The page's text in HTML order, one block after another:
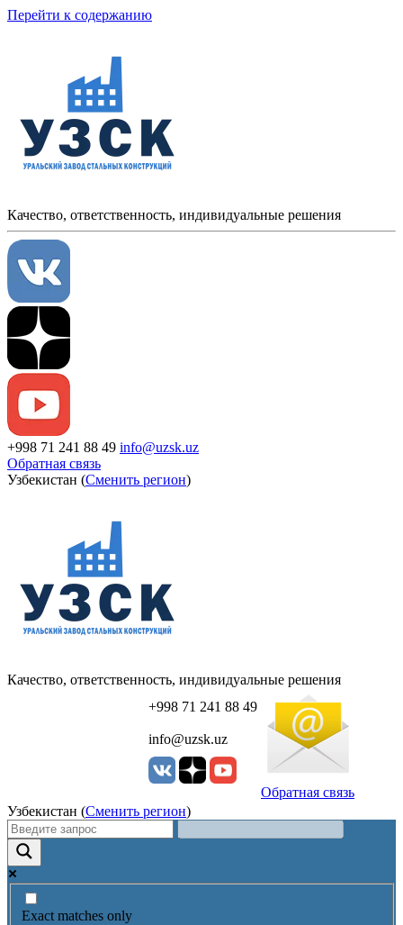
Перейти к содержанию
Качество, ответственность, индивидуальные решения
+998 71 241 88 49 info@uzsk.uz
Обратная связь
Узбекистан (Сменить регион)
Качество, ответственность, индивидуальные решения
+998 71 241 88 49
info@uzsk.uz
Обратная связь
Узбекистан (Сменить регион)
Exact matches only